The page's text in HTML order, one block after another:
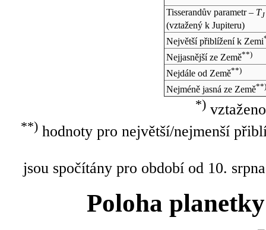
Tisserandův parametr – TJ
(vztažený k Jupiteru)
Největší přiblížení k Zemi
Nejjasnější ze Země**)
Nejdále od Země**)
Nejméně jasná ze Země**)
*)
**)hodnoty pro největší/nejmenší
jsou spočítány pro období od 10.
Poloha